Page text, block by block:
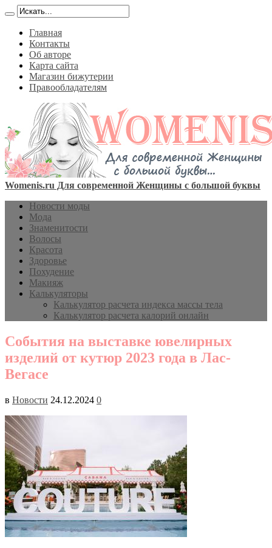
Главная
Контакты
Об авторе
Карта сайта
Магазин бижутерии
Правообладателям
Womenis.ru Для современной Женщины с большой буквы
Новости моды
Мода
Знаменитости
Волосы
Красота
Здоровье
Похудение
Макияж
Калькуляторы
Калькулятор расчета индекса массы тела
Калькулятор расчета калорий онлайн
События на выставке ювелирных
изделий от кутюр 2023 года в Лас-
Вегасе
в Новости 24.12.2024 0